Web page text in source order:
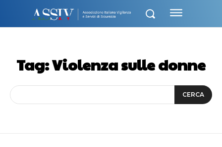
Tag:Violenza sulle donne
CERCA